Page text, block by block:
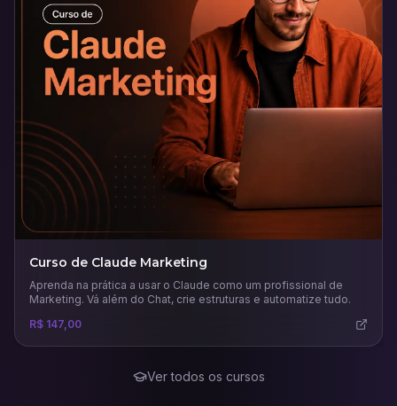
Curso de Claude Marketing
Aprenda na prática a usar o Claude como um profissional de
Marketing. Vá além do Chat, crie estruturas e automatize tudo.
R$ 147,00
Ver todos os cursos